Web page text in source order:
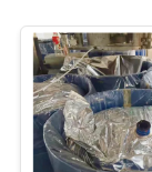
SITEMAP
PRIVACY
POLICY